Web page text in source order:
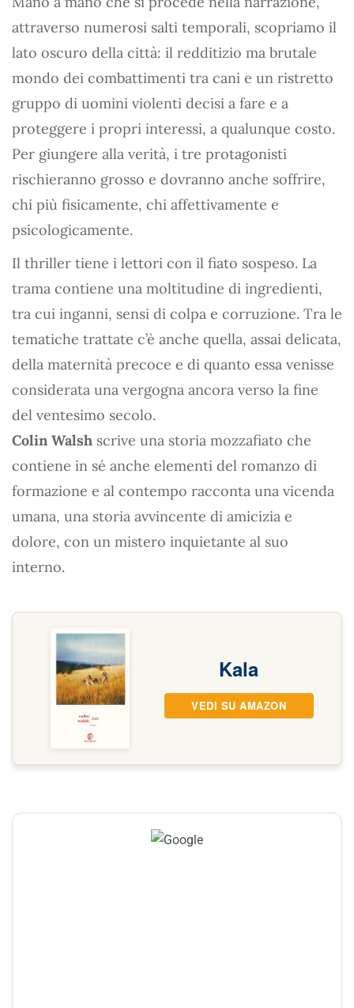
attraverso numerosi salti temporali, scopriamo il
lato oscuro della città: il redditizio ma brutale
mondo dei combattimenti tra cani e un ristretto
gruppo di uomini violenti decisi a fare e a
proteggere i propri interessi, a qualunque costo.
Per giungere alla verità, i tre protagonisti
rischieranno grosso e dovranno anche soffrire,
chi più fisicamente, chi affettivamente e
psicologicamente.
Il thriller tiene i lettori con il fiato sospeso. La
trama contiene una moltitudine di ingredienti,
tra cui inganni, sensi di colpa e corruzione. Tra le
tematiche trattate c’è anche quella, assai delicata,
della maternità precoce e di quanto essa venisse
considerata una vergogna ancora verso la fine
del ventesimo secolo.
Colin Walsh scrive una storia mozzafiato che
contiene in sé anche elementi del romanzo di
formazione e al contempo racconta una vicenda
umana, una storia avvincente di amicizia e
dolore, con un mistero inquietante al suo
interno.
Kala
VEDI SU AMAZON